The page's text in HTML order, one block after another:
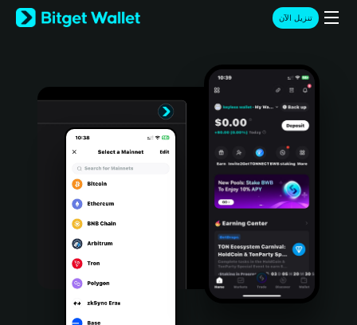
English
日本語
Türkçe
Português (Portugal)
Bahasa Indonesia
تنزيل الآن